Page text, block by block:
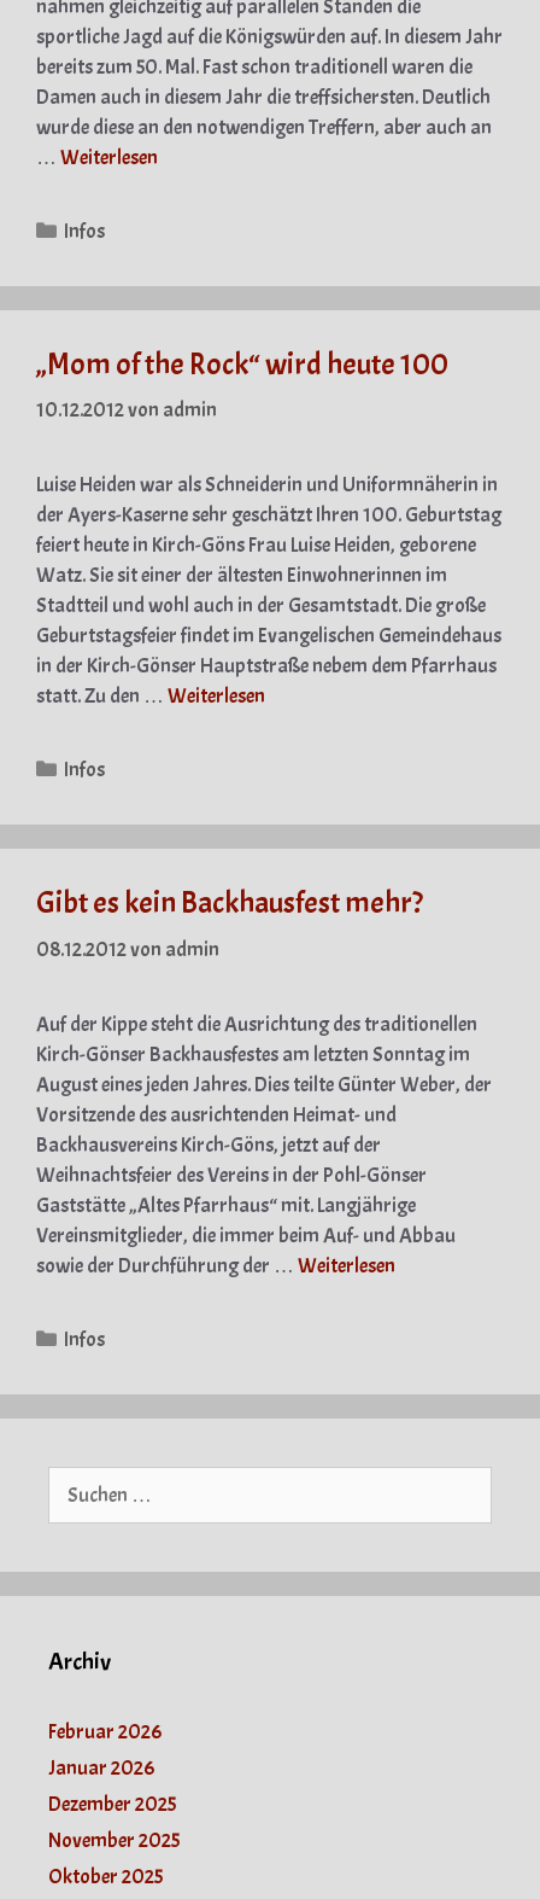
nahmen gleichzeitig auf parallelen Ständen die
sportliche Jagd auf die Königswürden auf. In diesem Jahr
bereits zum 50. Mal. Fast schon traditionell waren die
Damen auch in diesem Jahr die treffsichersten. Deutlich
wurde diese an den notwendigen Treffern, aber auch an
… Weiterlesen
Kategorien
Infos
„Mom of the Rock“ wird heute 100
10.12.2012von admin
Luise Heiden war als Schneiderin und Uniformnäherin in
der Ayers-Kaserne sehr geschätzt Ihren 100. Geburtstag
feiert heute in Kirch-Göns Frau Luise Heiden, geborene
Watz. Sie sit einer der ältesten Einwohnerinnen im
Stadtteil und wohl auch in der Gesamtstadt. Die große
Geburtstagsfeier findet im Evangelischen Gemeindehaus
in der Kirch-Gönser Hauptstraße nebem dem Pfarrhaus
statt. Zu den … Weiterlesen
Kategorien
Infos
Gibt es kein Backhausfest mehr?
08.12.2012von admin
Auf der Kippe steht die Ausrichtung des traditionellen
Kirch-Gönser Backhausfestes am letzten Sonntag im
August eines jeden Jahres. Dies teilte Günter Weber, der
Vorsitzende des ausrichtenden Heimat- und
Backhausvereins Kirch-Göns, jetzt auf der
Weihnachtsfeier des Vereins in der Pohl-Gönser
Gaststätte „Altes Pfarrhaus“ mit. Langjährige
Vereinsmitglieder, die immer beim Auf- und Abbau
sowie der Durchführung der … Weiterlesen
Kategorien
Infos
Archiv
Februar 2026
Januar 2026
Dezember 2025
November 2025
Oktober 2025